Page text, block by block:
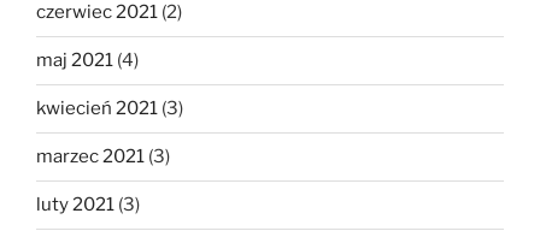
czerwiec 2021 (2)
maj 2021 (4)
kwiecień 2021 (3)
marzec 2021 (3)
luty 2021 (3)